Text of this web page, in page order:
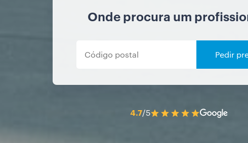
Onde procura um
Pedir
4.7/5